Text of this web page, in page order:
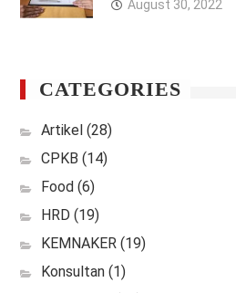
August 30, 2022
CATEGORIES
Artikel(28)
CPKB (14)
Food(6)
HRD (19)
KEMNAKER (19)
Konsultan(1)